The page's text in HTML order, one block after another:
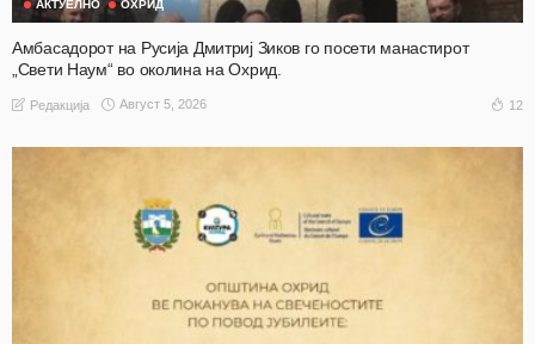
АКТУЕЛНО ОХРИД
Амбасадорот на Русија Дмитриј Зиков го посети манастирот
„Свети Наум“ во околина на Охрид.
Редакција Август 5, 2026 12